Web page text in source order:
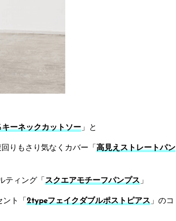
キーネックカットソー 」と
りもさり気なくカバー「 高見えストレートパン
ティング「 スクエアモチーフパンプス 」
ト「 2typeフェイクダブルポストピアス 」のコ